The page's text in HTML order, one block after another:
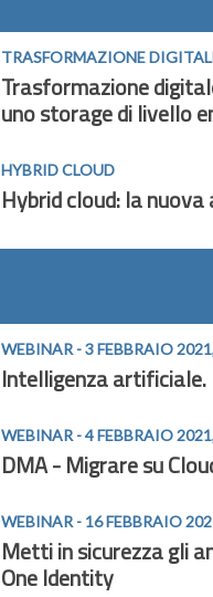
TRASFORMAZIONE
Trasformazione
uno storage di livello
HYBRID CLOUD
Hybrid cloud: la
WEBINAR - 3 FEBBRAIO
Intelligenza
WEBINAR - 4 FEBBRAIO
DMA - Migrare su
WEBINAR - 16 FEBBRAIO
Metti in sicurezza gli
One Identity